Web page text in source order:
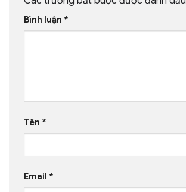
Bình luận *
Tên *
Email *